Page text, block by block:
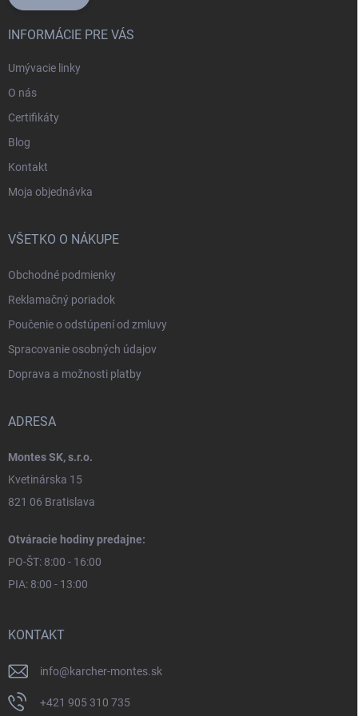
INFORMÁCIE PRE VÁS
Umývacie linky
O nás
Certifikáty
Blog
Kontakt
Moja objednávka
VŠETKO O NÁKUPE
Obchodné podmienky
Reklamačný poriadok
Poučenie o odstúpení od zmluvy
Spracovanie osobných údajov
Doprava a možnosti platby
ADRESA
Montes SK, s.r.o.
Kvetinárska 15
821 06 Bratislava
Otváracie hodiny predajne:
PO-ŠT: 8:00 - 16:00
PIA: 8:00 - 13:00
KONTAKT
info@karcher-montes.sk
+421 905 310 735